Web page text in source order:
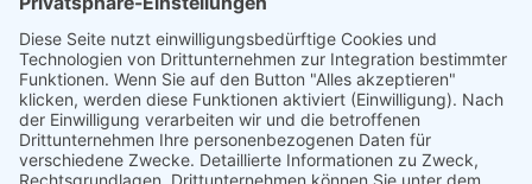
Unternehmen
Über
uns
Kontakt
Leistungen
Schulung
Technologie
Kreativ
Rechtliches